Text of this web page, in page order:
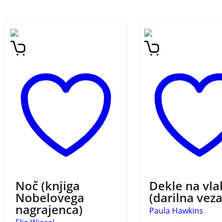
Eno izmed temeljih del in
pričevanj o holokavstu.
pisatelj, novinar, Nobelov
nagrajenec za mir.
NOČ
Noč (knjiga
Nobelovega
nagrajenca)
Knjižna uspešnica z
23 milijoni prodanih
Dekle na
(darilna
Paula Hawkins